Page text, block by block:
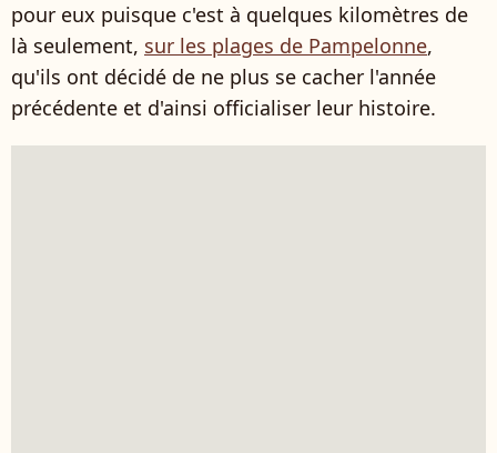
pour eux puisque c'est à quelques kilomètres de
là seulement, sur les plages de Pampelonne,
qu'ils ont décidé de ne plus se cacher l'année
précédente et d'ainsi officialiser leur histoire.